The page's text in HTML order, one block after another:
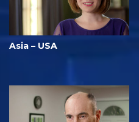
Asia – USA